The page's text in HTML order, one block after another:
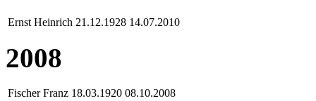
Ernst Heinrich 21.12.1928 14.07.2010
2008
Fischer Franz 18.03.1920 08.10.2008